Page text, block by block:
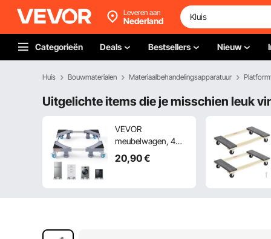
Leveren aan
Nederland
Categorieën Deals Bestsellers Nieuw
Huis Bouwmaterialen Materiaalbehandelingsapparatuur
Uitgelichte items die je misschien leuk
VEVOR
meubelwagen, 4
wielen,
verplaatsbare
20,90€